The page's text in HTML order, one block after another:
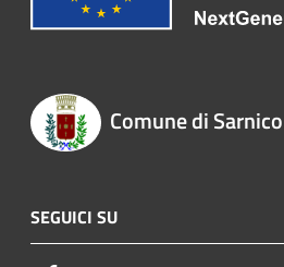
Comune di Sarnico
SEGUICI SU